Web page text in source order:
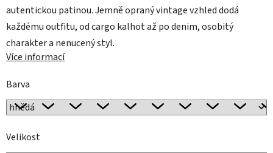
autentickou patinou. Jemně opraný vintage vzhled dodá
každému outfitu, od cargo kalhot až po denim, osobitý
charakter a nenucený styl.
Více informací
Barva
Velikost